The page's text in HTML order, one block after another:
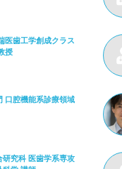
医歯工学創成クラス
授
口腔機能系診療領域
研究科 医歯学系専攻